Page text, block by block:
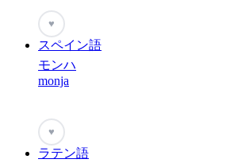
♥
スペイン語
モンハ
monja
♥
ラテン語